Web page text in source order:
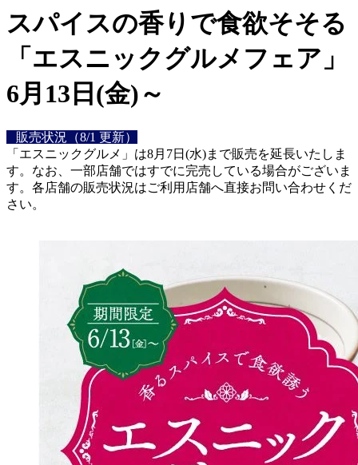
スパイスの香りで食欲そそる
「エスニックグルメフェア」
6月13日(金)～
販売状況（8/1 更新）
「エスニックグルメ」は8月7日(水)まで販売を延長いたしま
す。なお、一部店舗ではすでに完売している場合がございま
す。各店舗の販売状況はご利用店舗へ直接お問い合わせくだ
さい。